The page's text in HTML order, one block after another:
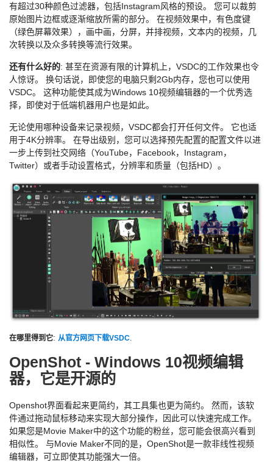
有超过30种颜色过滤器，包括Instagram风格的预设。 您可以裁剪
原始图片边框或逐渐缩放所需的部分。 在视频效果中，有色度键
（绿色屏幕效果），画中画，分屏，并排视频，文本内的视频，几
次转换以及众多转换等流行效果。
还有什么好的: 甚至在资源有限的计算机上，VSDC的工作效果也令
人惊讶。 换句话说，即使您的电脑只剩2Gb内存，您也可以使用
VSDC。 这种功能使其成为Windows 10视频编辑器的一个优秀选
择，即使对于低端机器用户也是如此。
无论使用哪种设备来记录视频，VSDC都会打开任何文件。 它也适
用于4K分辨率。 在导出级别，您可以选择预先配置的配置文件以进
一步上传到社交网络（YouTube，Facebook，Instagram，
Twitter）或者手动设置格式，分辨率和质量（包括HD）。
在哪里得到它: 从官方网页下载VSDC
OpenShot - Windows 10视频编辑
器，它是开源的
Openshot界面看起来更简约，其工具集也更为简约。 然而，该软
件通过拖动鼠标移动来实现大部分操作，因此可以快速完成工作。
如果您是Movie Maker中的这个功能的粉丝，您可能会很高兴看到
相似性。 与Movie Maker不同的是，OpenShot是一款非线性视频
编辑器，可立即使其功能强大一倍。